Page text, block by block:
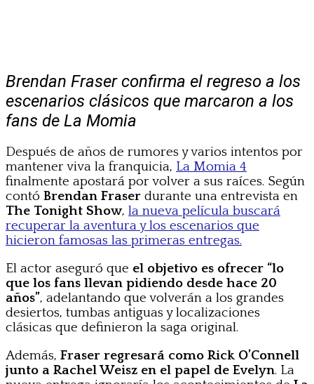
Brendan Fraser confirma el regreso a los
escenarios clásicos que marcaron a los
fans de La Momia
Después de años de rumores y varios intentos por
mantener viva la franquicia, La Momia 4
finalmente apostará por volver a sus raíces. Según
contó Brendan Fraser durante una entrevista en
The Tonight Show, la nueva película buscará
recuperar la aventura y los escenarios que
hicieron famosas las primeras entregas.
El actor aseguró que el objetivo es ofrecer “lo
que los fans llevan pidiendo desde hace 20
años”, adelantando que volverán a los grandes
desiertos, tumbas antiguas y localizaciones
clásicas que definieron la saga original.
Además, Fraser regresará como Rick O’Connell
junto a Rachel Weisz en el papel de Evelyn. La